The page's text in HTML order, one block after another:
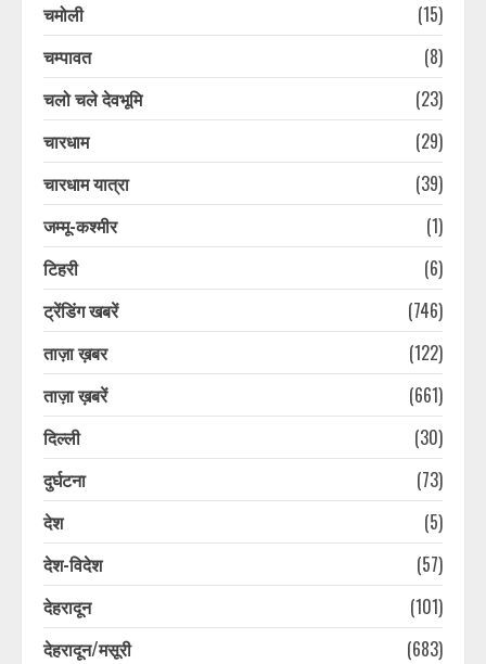
चमोली
(15)
चम्पावत
(8)
चलो चले देवभूमि
(23)
चारधाम
(29)
चारधाम यात्रा
(39)
जम्मू-कश्मीर
(1)
टिहरी
(6)
ट्रेंडिंग खबरें
(746)
ताज़ा ख़बर
(122)
ताज़ा ख़बरें
(661)
दिल्ली
(30)
दुर्घटना
(73)
देश
(5)
देश-विदेश
(57)
देहरादून
(101)
देहरादून/मसूरी
(683)